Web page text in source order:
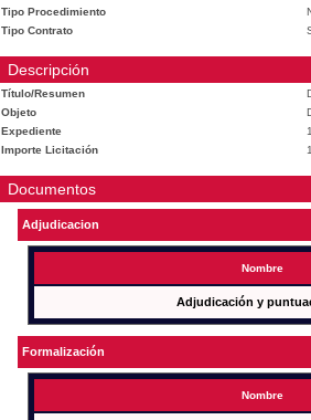
Tipo Procedimiento
Tipo Contrato
Descripción
Título/Resumen
Objeto
Expediente
Importe Licitación
Documentos
Adjudicacion
Nombre
Adjudicación y
Formalización
Nombre